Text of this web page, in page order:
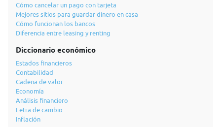
Cómo cancelar un pago con tarjeta
Mejores sitios para guardar dinero en casa
Cómo funcionan los bancos
Diferencia entre leasing y renting
Diccionario económico
Estados financieros
Contabilidad
Cadena de valor
Economía
Análisis financiero
Letra de cambio
Inflación